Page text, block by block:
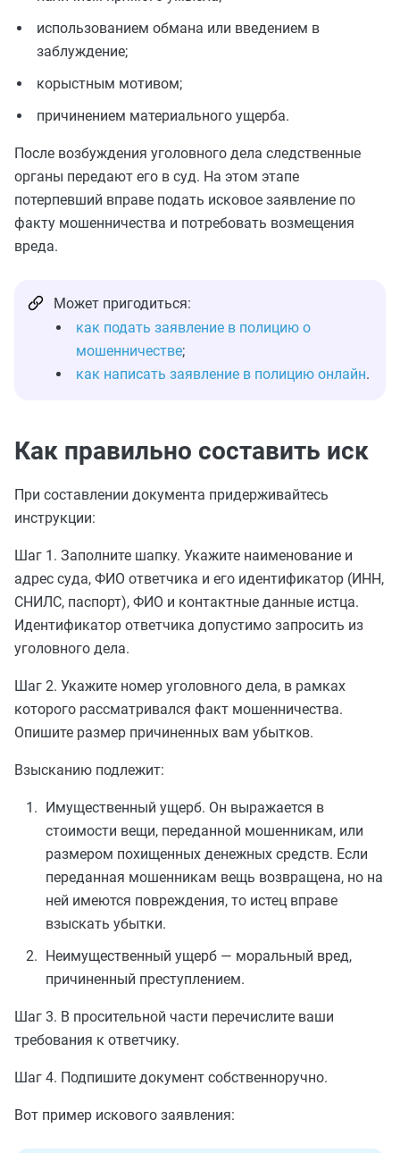
использованием обмана или введением в
заблуждение;
корыстным мотивом;
причинением материального ущерба.
После возбуждения уголовного дела следственные
органы передают его в суд. На этом этапе
потерпевший вправе подать исковое заявление по
факту мошенничества и потребовать возмещения
вреда.
Может пригодиться:
как подать заявление в полицию о
мошенничестве;
как написать заявление в полицию онлайн.
Как правильно составить иск
При составлении документа придерживайтесь
инструкции:
Шаг 1. Заполните шапку. Укажите наименование и
адрес суда, ФИО ответчика и его идентификатор (ИНН,
СНИЛС, паспорт), ФИО и контактные данные истца.
Идентификатор ответчика допустимо запросить из
уголовного дела.
Шаг 2. Укажите номер уголовного дела, в рамках
которого рассматривался факт мошенничества.
Опишите размер причиненных вам убытков.
Взысканию подлежит:
Имущественный ущерб. Он выражается в
стоимости вещи, переданной мошенникам, или
размером похищенных денежных средств. Если
переданная мошенникам вещь возвращена, но на
ней имеются повреждения, то истец вправе
взыскать убытки.
Неимущественный ущерб — моральный вред,
причиненный преступлением.
Шаг 3. В просительной части перечислите ваши
требования к ответчику.
Шаг 4. Подпишите документ собственноручно.
Вот пример искового заявления: